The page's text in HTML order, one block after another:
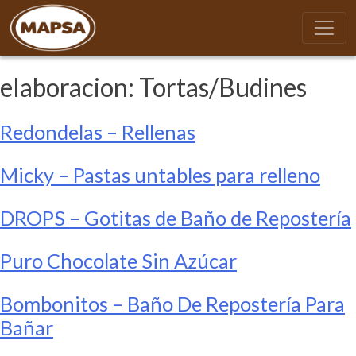
elaboracion: Tortas/Budines
Redondelas – Rellenas
Micky – Pastas untables para relleno
DROPS – Gotitas de Baño de Repostería
Puro Chocolate Sin Azúcar
Bombonitos – Baño De Repostería Para
Bañar